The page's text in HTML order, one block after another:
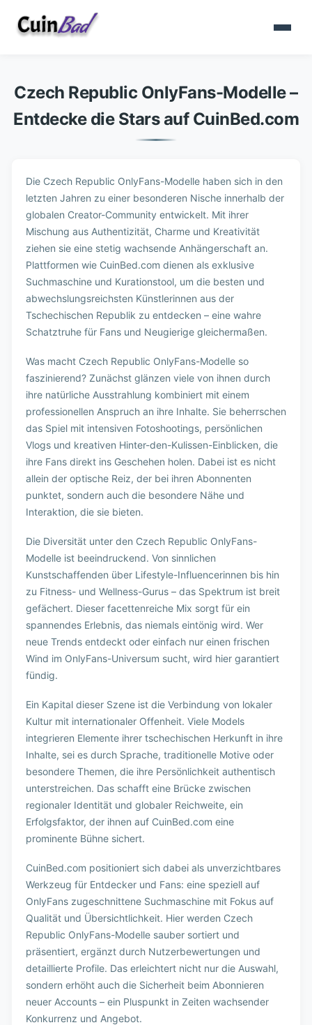
Czech Republic OnlyFans-Modelle –
Entdecke die Stars auf CuinBed.com
Die Czech Republic OnlyFans-Modelle haben sich in den
letzten Jahren zu einer besonderen Nische innerhalb der
globalen Creator-Community entwickelt. Mit ihrer
Mischung aus Authentizität, Charme und Kreativität
ziehen sie eine stetig wachsende Anhängerschaft an.
Plattformen wie CuinBed.com dienen als exklusive
Suchmaschine und Kurationstool, um die besten und
abwechslungsreichsten Künstlerinnen aus der
Tschechischen Republik zu entdecken – eine wahre
Schatztruhe für Fans und Neugierige gleichermaßen.
Was macht Czech Republic OnlyFans-Modelle so
faszinierend? Zunächst glänzen viele von ihnen durch
ihre natürliche Ausstrahlung kombiniert mit einem
professionellen Anspruch an ihre Inhalte. Sie beherrschen
das Spiel mit intensiven Fotoshootings, persönlichen
Vlogs und kreativen Hinter-den-Kulissen-Einblicken, die
ihre Fans direkt ins Geschehen holen. Dabei ist es nicht
allein der optische Reiz, der bei ihren Abonnenten
punktet, sondern auch die besondere Nähe und
Interaktion, die sie bieten.
Die Diversität unter den Czech Republic OnlyFans-
Modelle ist beeindruckend. Von sinnlichen
Kunstschaffenden über Lifestyle-Influencerinnen bis hin
zu Fitness- und Wellness-Gurus – das Spektrum ist breit
gefächert. Dieser facettenreiche Mix sorgt für ein
spannendes Erlebnis, das niemals eintönig wird. Wer
neue Trends entdeckt oder einfach nur einen frischen
Wind im OnlyFans-Universum sucht, wird hier garantiert
fündig.
Ein Kapital dieser Szene ist die Verbindung von lokaler
Kultur mit internationaler Offenheit. Viele Models
integrieren Elemente ihrer tschechischen Herkunft in ihre
Inhalte, sei es durch Sprache, traditionelle Motive oder
besondere Themen, die ihre Persönlichkeit authentisch
unterstreichen. Das schafft eine Brücke zwischen
regionaler Identität und globaler Reichweite, ein
Erfolgsfaktor, der ihnen auf CuinBed.com eine
prominente Bühne sichert.
CuinBed.com positioniert sich dabei als unverzichtbares
Werkzeug für Entdecker und Fans: eine speziell auf
OnlyFans zugeschnittene Suchmaschine mit Fokus auf
Qualität und Übersichtlichkeit. Hier werden Czech
Republic OnlyFans-Modelle sauber sortiert und
präsentiert, ergänzt durch Nutzerbewertungen und
detaillierte Profile. Das erleichtert nicht nur die Auswahl,
sondern erhöht auch die Sicherheit beim Abonnieren
neuer Accounts – ein Pluspunkt in Zeiten wachsender
Konkurrenz und Angebot.